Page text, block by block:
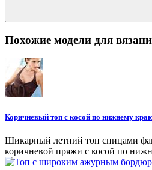
Похожие модели для
Коричневый топ с косой по нижнему
Шикарный летний топ спицами
коричневой пряжи с косой по